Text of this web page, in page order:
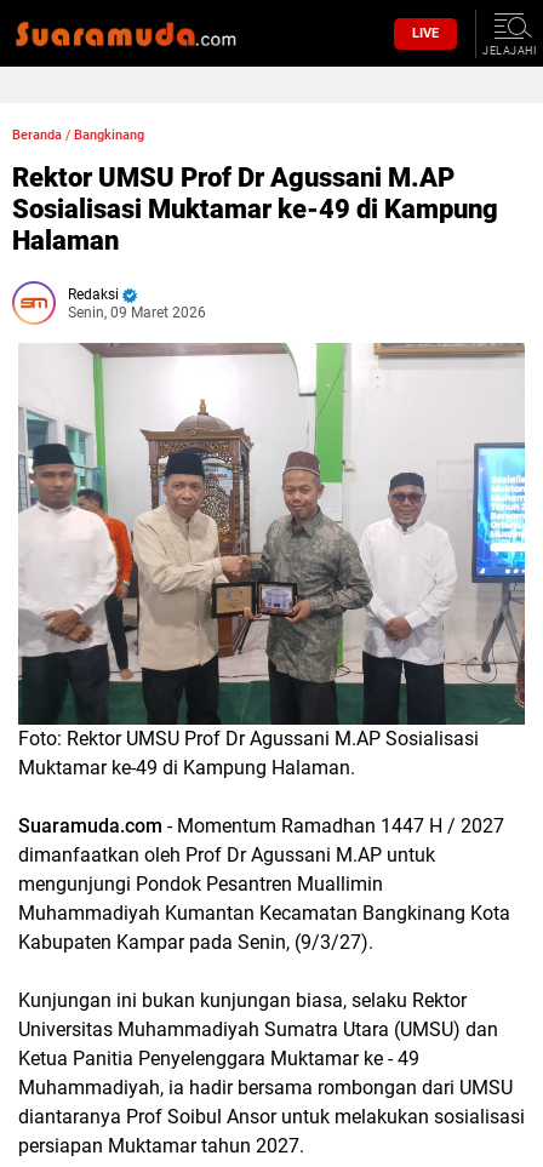
LIVE
JELAJAHI
Beranda / Bangkinang
Rektor UMSU Prof Dr Agussani M.AP
Sosialisasi Muktamar ke-49 di Kampung
Halaman
Redaksi
Senin, 09 Maret 2026
Foto: Rektor UMSU Prof Dr Agussani M.AP Sosialisasi
Muktamar ke-49 di Kampung Halaman.
Suaramuda.com - Momentum Ramadhan 1447 H / 2027
dimanfaatkan oleh Prof Dr Agussani M.AP untuk
mengunjungi Pondok Pesantren Muallimin
Muhammadiyah Kumantan Kecamatan Bangkinang Kota
Kabupaten Kampar pada Senin, (9/3/27).
Kunjungan ini bukan kunjungan biasa, selaku Rektor
Universitas Muhammadiyah Sumatra Utara (UMSU) dan
Ketua Panitia Penyelenggara Muktamar ke - 49
Muhammadiyah, ia hadir bersama rombongan dari UMSU
diantaranya Prof Soibul Ansor untuk melakukan sosialisasi
persiapan Muktamar tahun 2027.